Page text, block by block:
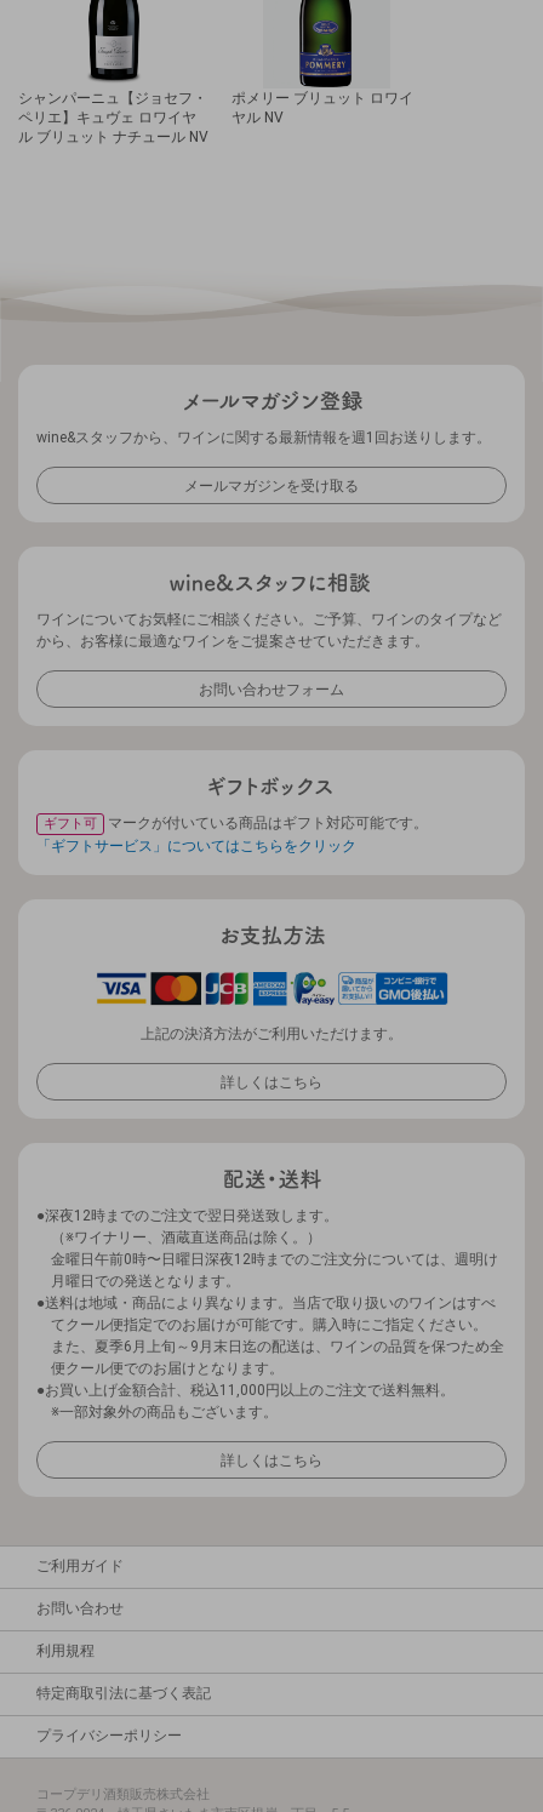
シャンパーニュ【ジョセフ・
ペリエ】キュヴェ ロワイヤ
ル ブリュット ナチュール NV
ポメリー ブリュット ロワイ
ヤル NV
wine&スタッフから、ワインに関する最新情報を週1回お送りします。
メールマガジンを受け取る
ワインについてお気軽にご相談ください。ご予算、ワインのタイプなど
から、お客様に最適なワインをご提案させていただきます。
お問い合わせフォーム
ギフト可
マークが付いている商品はギフト対応可能です。
「ギフトサービス」についてはこちらをクリック
上記の決済方法がご利用いただけます。
詳しくはこちら
深夜12時までのご注文で翌日発送致します。
（※ワイナリー、酒蔵直送商品は除く。）
金曜日午前0時〜日曜日深夜12時までのご注文分については、週明け
月曜日での発送となります。
送料は地域・商品により異なります。当店で取り扱いのワインはすべ
てクール便指定でのお届けが可能です。購入時にご指定ください。
また、夏季6月上旬～9月末日迄の配送は、ワインの品質を保つため全
便クール便でのお届けとなります。
お買い上げ金額合計、税込11,000円以上のご注文で送料無料。
※一部対象外の商品もございます。
詳しくはこちら
ご利用ガイド
お問い合わせ
利用規程
特定商取引法に基づく表記
プライバシーポリシー
コープデリ酒類販売株式会社